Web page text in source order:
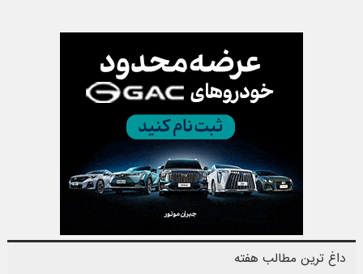
داغ ترین مطالب هفته